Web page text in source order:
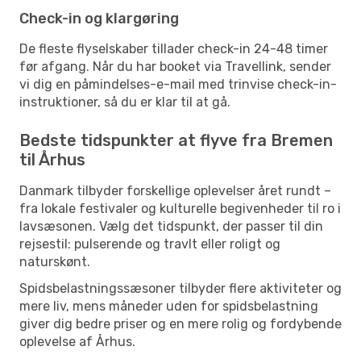
Check-in og klargøring
De fleste flyselskaber tillader check-in 24-48 timer
før afgang. Når du har booket via Travellink, sender
vi dig en påmindelses-e-mail med trinvise check-in-
instruktioner, så du er klar til at gå.
Bedste tidspunkter at flyve fra Bremen
til Århus
Danmark tilbyder forskellige oplevelser året rundt –
fra lokale festivaler og kulturelle begivenheder til ro i
lavsæsonen. Vælg det tidspunkt, der passer til din
rejsestil: pulserende og travlt eller roligt og
naturskønt.
Spidsbelastningssæsoner tilbyder flere aktiviteter og
mere liv, mens måneder uden for spidsbelastning
giver dig bedre priser og en mere rolig og fordybende
oplevelse af Århus.